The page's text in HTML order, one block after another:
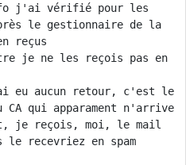
j'ai vérifié pour les
le gestionnaire de la
je ne les reçois pas en
eu aucun retour, c'est le
qui apparament n'arrive